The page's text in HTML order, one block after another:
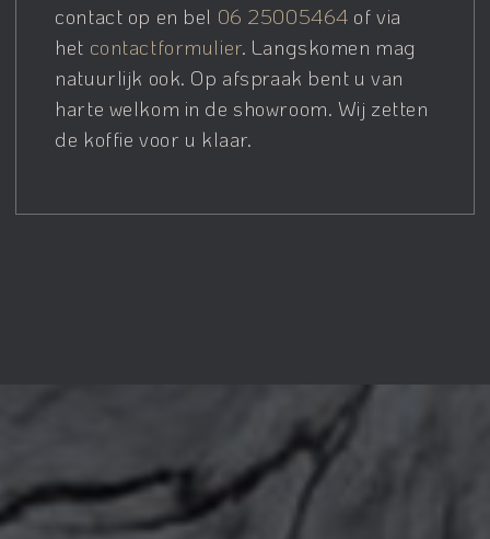
contact op en bel 06 25005464 of via
het contactformulier. Langskomen mag
natuurlijk ook. Op afspraak bent u van
harte welkom in de showroom. Wij zetten
de koffie voor u klaar.